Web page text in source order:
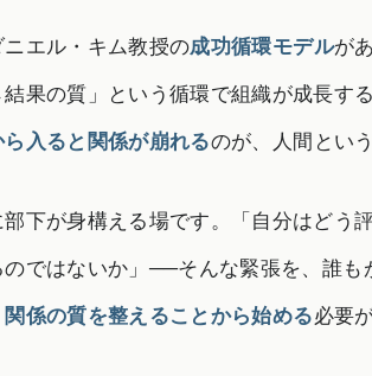
エル・キム教授の成功循環モデルが
果の質」という循環で組織が成長する
入ると関係が崩れるのが、人間とい
下が身構える場です。「自分はどう
のではないか」──そんな緊張を、誰も
関係の質を整えることから始める必要